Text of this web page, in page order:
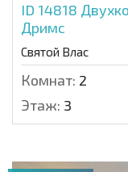
ID 14818
Дримс
Святой Влас
Комнат: 2
Этаж: 3